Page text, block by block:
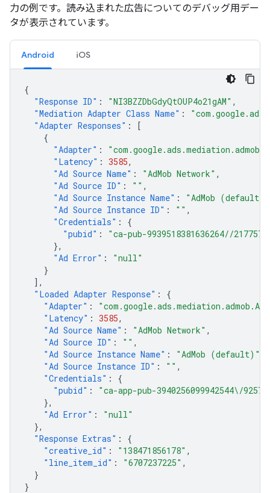
力の例です。読み込まれた広告についてのデバッグ用デー
タが表示されています。
Android iOS
{
"Response ID" : "NI3BZZDbGdyQtOUP4o21gAM" ,
"Mediation Adapter Class Name" :
"Adapter Responses" :
[
{
"Adapter" :
"Latency" : 3585,
"Ad Source Name" : "AdMob Network" ,
"Ad Source ID" : "" ,
"Ad Source Instance Name" :
"AdMob (default)"
"Ad Source Instance ID" : "" ,
"Credentials" :
{
"pubid" :
"ca-pub-9939518381636264//
},
"Ad Error" :
"null"
}
],
"Loaded Adapter Response" :
{
"Adapter" :
"Latency" : 3585,
"Ad Source Name" : "AdMob Network" ,
"Ad Source ID" : "" ,
"Ad Source Instance Name" : "AdMob (default)"
"Ad Source Instance ID" : "" ,
"Credentials" :
{
"pubid" :
"ca-app-pub-3940256099942544\/
},
"Ad Error" :
"null"
},
"Response Extras" :
{
"creative_id" : "138471856178" ,
"line_item_id" : "6707237225" ,
}
}